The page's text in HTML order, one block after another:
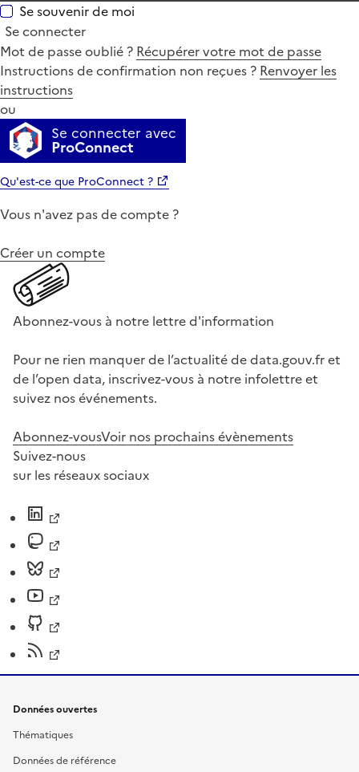
Se souvenir de moi
Se connecter
Mot de passe oublié ? Récupérer votre mot de passe
Instructions de confirmation non reçues ? Renvoyer les
instructions
ou
Se connecter avec
ProConnect
Qu'est-ce que ProConnect ?
Vous n'avez pas de compte ?
Créer un compte
Abonnez-vous à notre lettre d'information
Pour ne rien manquer de l’actualité de data.gouv.fr et
de l’open data, inscrivez-vous à notre infolettre et
suivez nos événements.
Abonnez-vousVoir nos prochains évènements
Suivez-nous
sur les réseaux sociaux
Données ouvertes
Thématiques
Données de référence